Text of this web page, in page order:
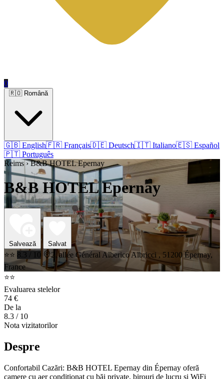
0
🇷🇴 Română
🇬🇧 English🇫🇷 Français🇩🇪 Deutsch🇮🇹 Italiano🇪🇸 Español
🇵🇹 Português
Reims › B&B HOTEL Epernay
B&B HOTEL Epernay
Salvează Salvat
⭐⭐ 8.3 / 10
2, allée Général Alberico Albricci , 51200 Épernay,
France
⭐⭐
Evaluarea stelelor
74 €
De la
8.3 / 10
Nota vizitatorilor
Despre
Confortabil Cazări: B&B HOTEL Epernay din Épernay oferă
camere cu aer condiționat cu băi private, birouri de lucru și WiFi